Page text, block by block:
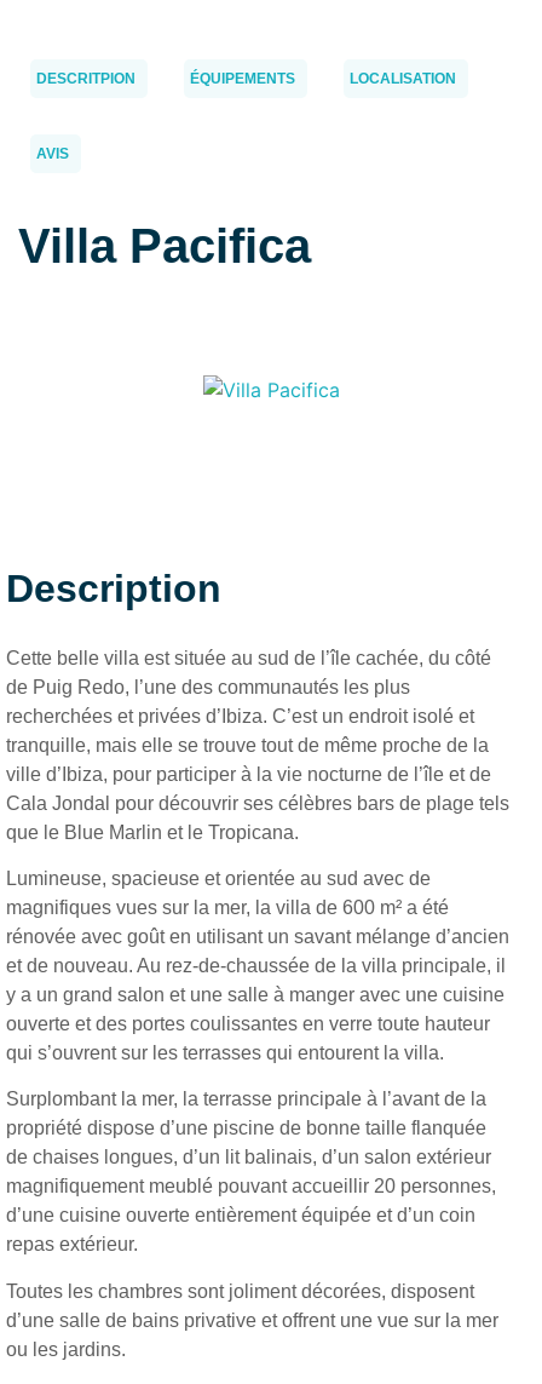
DESCRITPION ÉQUIPEMENTS LOCALISATION
AVIS
Villa Pacifica
Description
Cette belle villa est située au sud de l’île cachée, du côté
de Puig Redo, l’une des communautés les plus
recherchées et privées d’Ibiza. C’est un endroit isolé et
tranquille, mais elle se trouve tout de même proche de la
ville d’Ibiza, pour participer à la vie nocturne de l’île et de
Cala Jondal pour découvrir ses célèbres bars de plage tels
que le Blue Marlin et le Tropicana.
Lumineuse, spacieuse et orientée au sud avec de
magnifiques vues sur la mer, la villa de 600 m² a été
rénovée avec goût en utilisant un savant mélange d’ancien
et de nouveau. Au rez-de-chaussée de la villa principale, il
y a un grand salon et une salle à manger avec une cuisine
ouverte et des portes coulissantes en verre toute hauteur
qui s’ouvrent sur les terrasses qui entourent la villa.
Surplombant la mer, la terrasse principale à l’avant de la
propriété dispose d’une piscine de bonne taille flanquée
de chaises longues, d’un lit balinais, d’un salon extérieur
magnifiquement meublé pouvant accueillir 20 personnes,
d’une cuisine ouverte entièrement équipée et d’un coin
repas extérieur.
Toutes les chambres sont joliment décorées, disposent
d’une salle de bains privative et offrent une vue sur la mer
ou les jardins.